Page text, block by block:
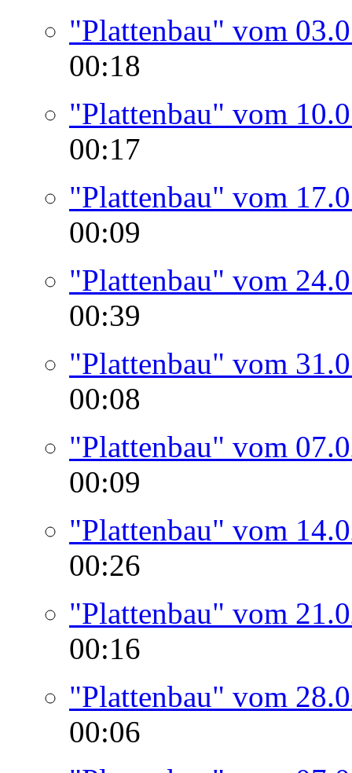
"Plattenbau" vom
00:18
"Plattenbau" vom
00:17
"Plattenbau" vom
00:09
"Plattenbau" vom
00:39
"Plattenbau" vom
00:08
"Plattenbau" vom
00:09
"Plattenbau" vom
00:26
"Plattenbau" vom
00:16
"Plattenbau" vom
00:06